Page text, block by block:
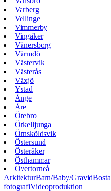
Varberg
Vellinge
Vimmerby
Vingåker
Vänersborg
Värmdö
Västervik
Västerås
Växjö
Ystad
Ånge
Åre
Örebro
Örkelljunga
Örnsköldsvik
Östersund
Österåker
Östhammar
Övertorneå
ArkitekturBarn/Baby/Gravid
fotografiVideoproduktion